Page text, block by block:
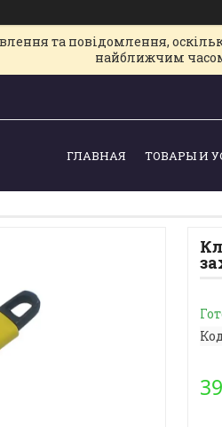
та повідомлення,
найближчим
ГЛАВНАЯ ТОВАРЫ И